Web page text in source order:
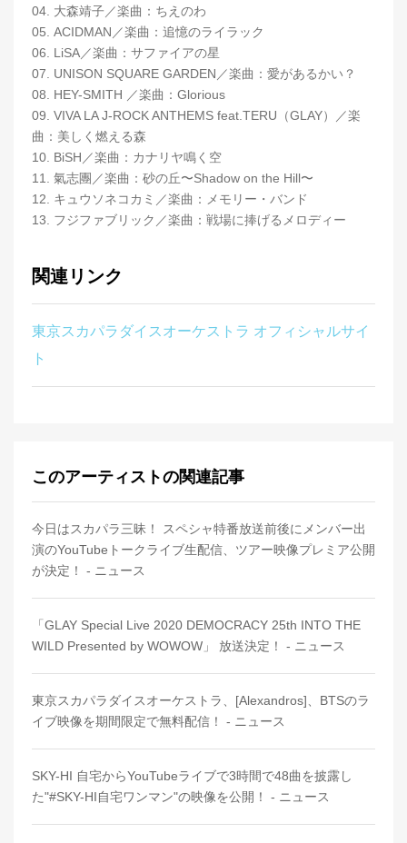
04. 大森靖子／楽曲：ちえのわ
05. ACIDMAN／楽曲：追憶のライラック
06. LiSA／楽曲：サファイアの星
07. UNISON SQUARE GARDEN／楽曲：愛があるかい？
08. HEY-SMITH ／楽曲：Glorious
09. VIVA LA J-ROCK ANTHEMS feat.TERU（GLAY）／楽
曲：美しく燃える森
10. BiSH／楽曲：カナリヤ鳴く空
11. 氣志團／楽曲：砂の丘〜Shadow on the Hill〜
12. キュウソネコカミ／楽曲：メモリー・バンド
13. フジファブリック／楽曲：戦場に捧げるメロディー
関連リンク
東京スカパラダイスオーケストラ オフィシャルサイ
ト
このアーティストの関連記事
今日はスカパラ三昧！ スペシャ特番放送前後にメンバー出
演のYouTubeトークライブ生配信、ツアー映像プレミア公開
が決定！ - ニュース
「GLAY Special Live 2020 DEMOCRACY 25th INTO THE
WILD Presented by WOWOW」 放送決定！ - ニュース
東京スカパラダイスオーケストラ、[Alexandros]、BTSのラ
イブ映像を期間限定で無料配信！ - ニュース
SKY-HI 自宅からYouTubeライブで3時間で48曲を披露し
た"#SKY-HI自宅ワンマン"の映像を公開！ - ニュース